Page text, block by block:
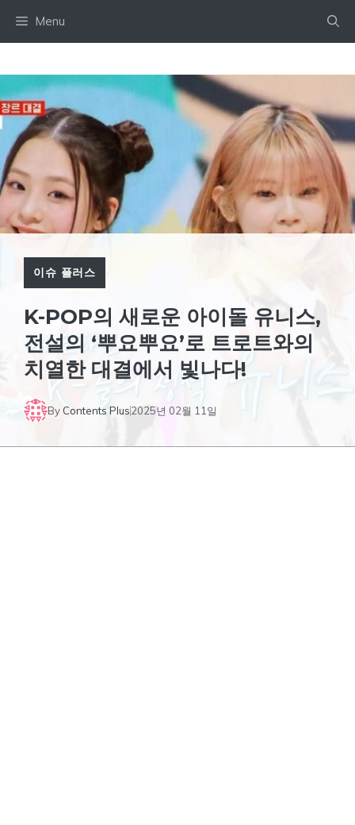
Menu
이슈 플러스
K-POP의 새로운 아이돌 유니스,
전설의 ‘뿌요뿌요’로 트로트와의
치열한 대결에서 빛나다!
By Contents Plus2025년 02월 11일